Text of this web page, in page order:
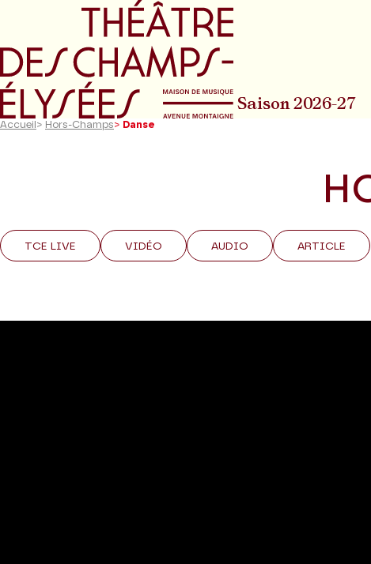
Aller au menu principal
Saison 2026-27
Accueil > Hors-Champs> Danse
TCE LIVE VIDÉO AUDIO ARTICLE